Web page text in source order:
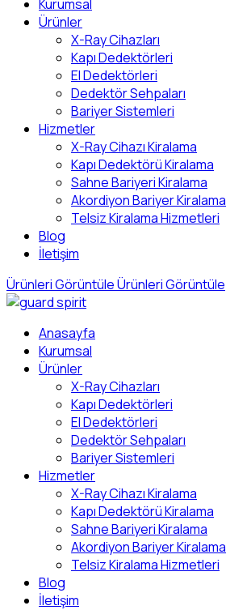
Kurumsal
Ürünler
X-Ray Cihazları
Kapı Dedektörleri
El Dedektörleri
Dedektör Sehpaları
Bariyer Sistemleri
Hizmetler
X-Ray Cihazı Kiralama
Kapı Dedektörü Kiralama
Sahne Bariyeri Kiralama
Akordiyon Bariyer Kiralama
Telsiz Kiralama Hizmetleri
Blog
İletişim
Ürünleri GörüntüleÜrünleri Görüntüle
Anasayfa
Kurumsal
Ürünler
X-Ray Cihazları
Kapı Dedektörleri
El Dedektörleri
Dedektör Sehpaları
Bariyer Sistemleri
Hizmetler
X-Ray Cihazı Kiralama
Kapı Dedektörü Kiralama
Sahne Bariyeri Kiralama
Akordiyon Bariyer Kiralama
Telsiz Kiralama Hizmetleri
Blog
İletişim